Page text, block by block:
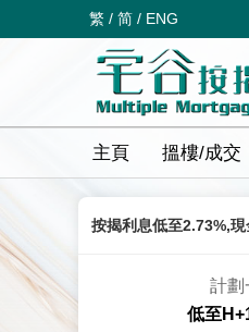
繁 / 简 / ENG
主頁 搵樓/成交
按揭利息低至2.73%,
計劃
低至